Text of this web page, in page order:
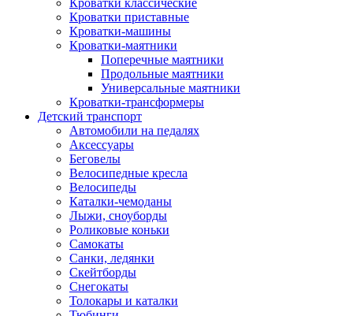
Кроватки классические
Кроватки приставные
Кроватки-машины
Кроватки-маятники
Поперечные маятники
Продольные маятники
Универсальные маятники
Кроватки-трансформеры
Детский транспорт
Автомобили на педалях
Аксессуары
Беговелы
Велосипедные кресла
Велосипеды
Каталки-чемоданы
Лыжи, сноуборды
Роликовые коньки
Самокаты
Санки, ледянки
Скейтборды
Снегокаты
Толокары и каталки